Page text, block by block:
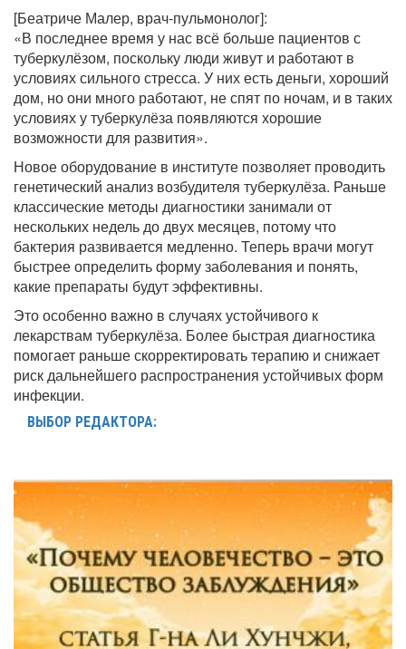
[Беатриче Малер, врач-пульмонолог]:
«В последнее время у нас всё больше пациентов с
туберкулёзом, поскольку люди живут и работают в
условиях сильного стресса. У них есть деньги, хороший
дом, но они много работают, не спят по ночам, и в таких
условиях у туберкулёза появляются хорошие
возможности для развития».
Новое оборудование в институте позволяет проводить
генетический анализ возбудителя туберкулёза. Раньше
классические методы диагностики занимали от
нескольких недель до двух месяцев, потому что
бактерия развивается медленно. Теперь врачи могут
быстрее определить форму заболевания и понять,
какие препараты будут эффективны.
Это особенно важно в случаях устойчивого к
лекарствам туберкулёза. Более быстрая диагностика
помогает раньше скорректировать терапию и снижает
риск дальнейшего распространения устойчивых форм
инфекции.
ВЫБОР РЕДАКТОРА: